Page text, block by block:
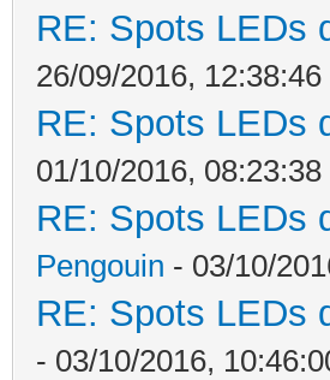
RE: Spots LEDs
26/09/2016, 12:38:46
RE: Spots LEDs
01/10/2016, 08:23:38
RE: Spots LEDs
Pengouin - 03/10/
RE: Spots LEDs
- 03/10/2016,